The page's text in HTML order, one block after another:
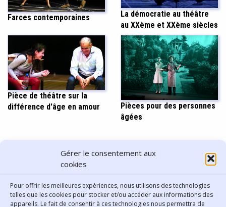
Gérer le consentement aux
cookies
Pour offrir les meilleures expériences, nous utilisons des technologies
telles que les cookies pour stocker et/ou accéder aux informations des
appareils. Le fait de consentir à ces technologies nous permettra de
Farces contemporaines
La démocratie au théâtre
au XXème et XXème siècles
Pièce de théâtre sur la
différence d'âge en amour
Pièces pour des personnes
âgées
PARTAGER CET ARTICLE